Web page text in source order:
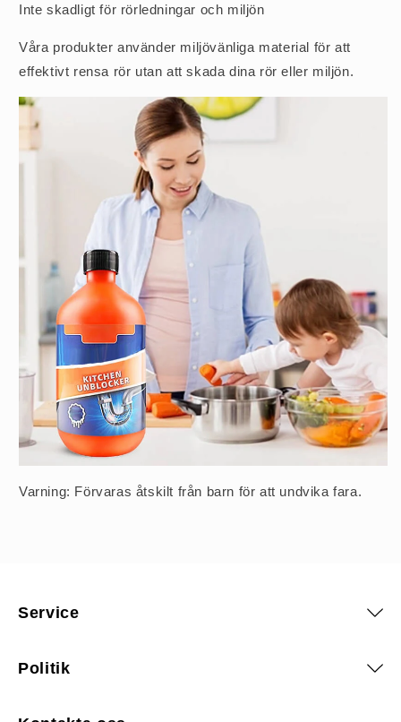
Inte skadligt för rörledningar och miljön
Våra produkter använder miljövänliga material för att
effektivt rensa rör utan att skada dina rör eller miljön.
Varning: Förvaras åtskilt från barn för att undvika fara.
Service
Politik